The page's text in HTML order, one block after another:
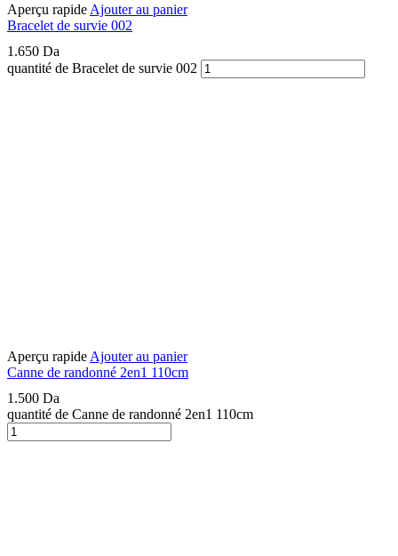
Aperçu rapide Ajouter au panier
Bracelet de survie 002
1.650 Da
quantité de Bracelet de survie 002
Aperçu rapide Ajouter au panier
Canne de randonné 2en1 110cm
1.500 Da
quantité de Canne de randonné 2en1 110cm